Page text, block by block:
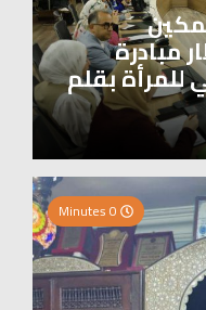
مبادرة
بقلم